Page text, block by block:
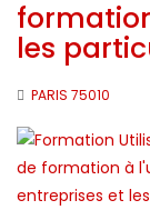
les
PARIS 75010